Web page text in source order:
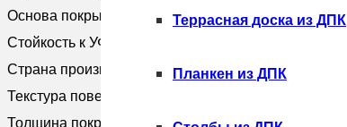
Террасная доска из ДПК
Планкен из ДПК
Основа покрытия:
Полиэфир
Стойкость к УФ:
Страна производитель: Россия
Текстура поверхности: